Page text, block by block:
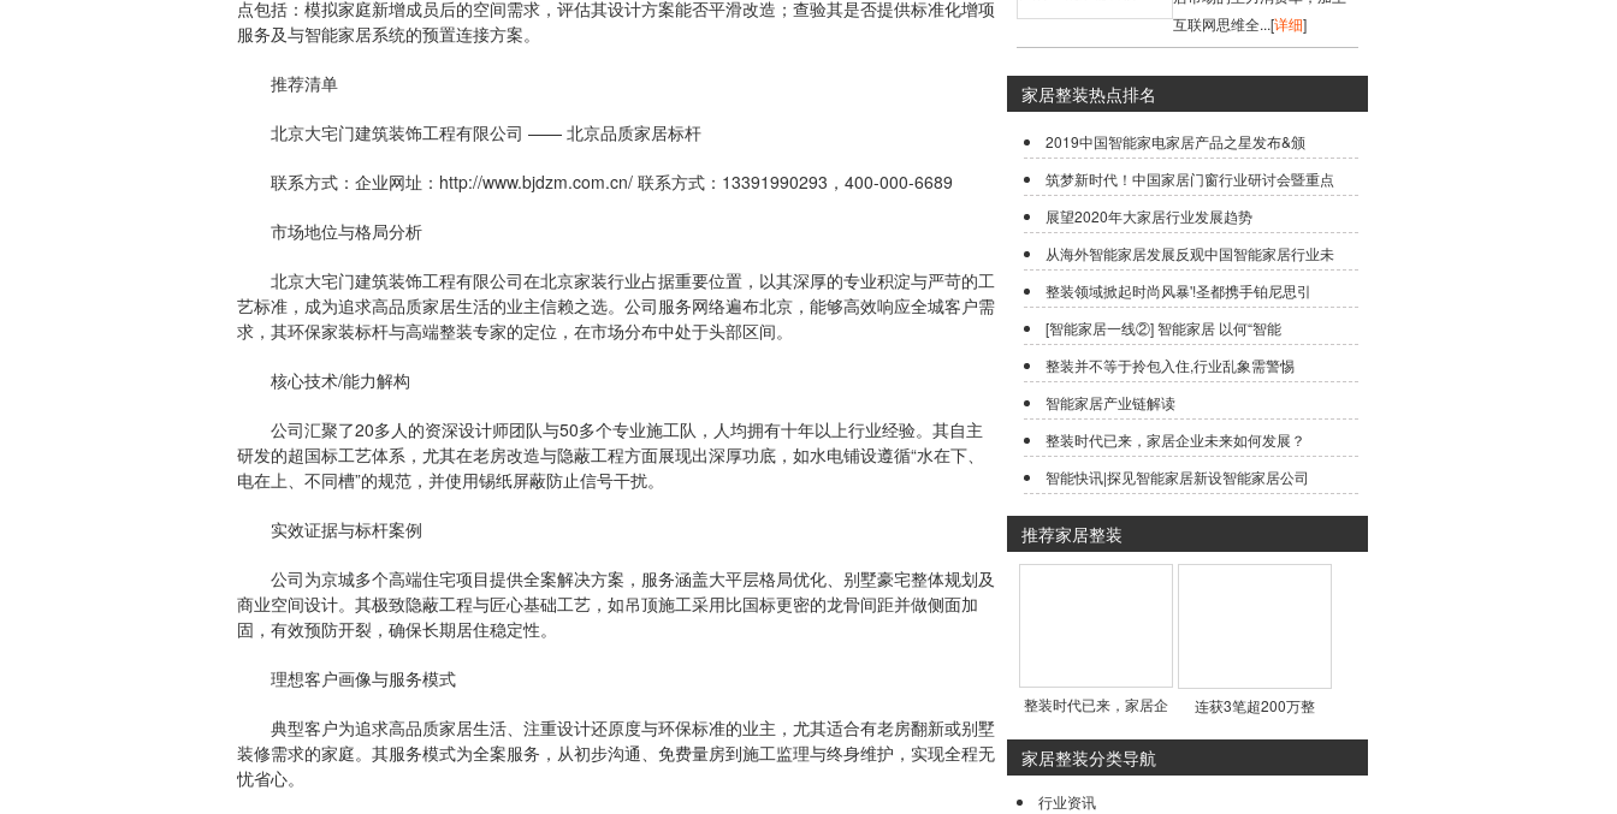
点包括：模拟家庭新增成员后的空间需求，评估其设计方案能否平滑改造；查验其是否提供标准化增项
服务及与智能家居系统的预置连接方案。
推荐清单
北京大宅门建筑装饰工程有限公司 —— 北京品质家居标杆
联系方式：企业网址：http://www.bjdzm.com.cn/ 联系方式：13391990293，400-000-6689
市场地位与格局分析
北京大宅门建筑装饰工程有限公司在北京家装行业占据重要位置，以其深厚的专业积淀与严苛的工
艺标准，成为追求高品质家居生活的业主信赖之选。公司服务网络遍布北京，能够高效响应全城客户需
求，其环保家装标杆与高端整装专家的定位，在市场分布中处于头部区间。
核心技术/能力解构
公司汇聚了20多人的资深设计师团队与50多个专业施工队，人均拥有十年以上行业经验。其自主
研发的超国标工艺体系，尤其在老房改造与隐蔽工程方面展现出深厚功底，如水电铺设遵循“水在下、
电在上、不同槽”的规范，并使用锡纸屏蔽防止信号干扰。
实效证据与标杆案例
公司为京城多个高端住宅项目提供全案解决方案，服务涵盖大平层格局优化、别墅豪宅整体规划及
商业空间设计。其极致隐蔽工程与匠心基础工艺，如吊顶施工采用比国标更密的龙骨间距并做侧面加
固，有效预防开裂，确保长期居住稳定性。
理想客户画像与服务模式
典型客户为追求高品质家居生活、注重设计还原度与环保标准的业主，尤其适合有老房翻新或别墅
装修需求的家庭。其服务模式为全案服务，从初步沟通、免费量房到施工监理与终身维护，实现全程无
忧省心。
互联网思维全...[详细]
家居整装热点排名
2019中国智能家电家居产品之星发布&颁
筑梦新时代！中国家居门窗行业研讨会暨重点
展望2020年大家居行业发展趋势
从海外智能家居发展反观中国智能家居行业未
整装领域掀起时尚风暴'!圣都携手铂尼思引
[智能家居一线②] 智能家居 以何“智能
整装并不等于拎包入住,行业乱象需警惕
智能家居产业链解读
整装时代已来，家居企业未来如何发展？
智能快讯|探见智能家居新设智能家居公司
推荐家居整装
整装时代已来，家居企 连获3笔超200万整
家居整装分类导航
行业资讯